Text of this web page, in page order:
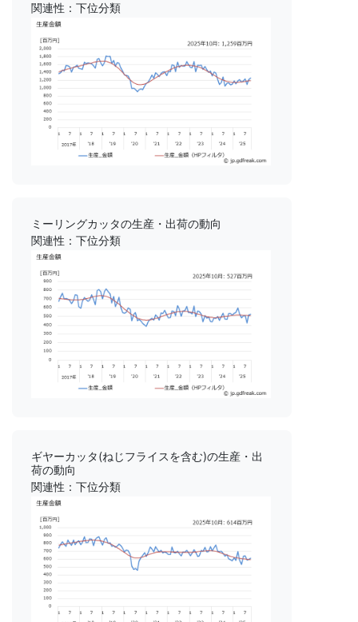
関連性：下位分類
ミーリングカッタの生産・出荷の動向
関連性：下位分類
ギヤーカッタ(ねじフライスを含む)の生産・出
荷の動向
関連性：下位分類